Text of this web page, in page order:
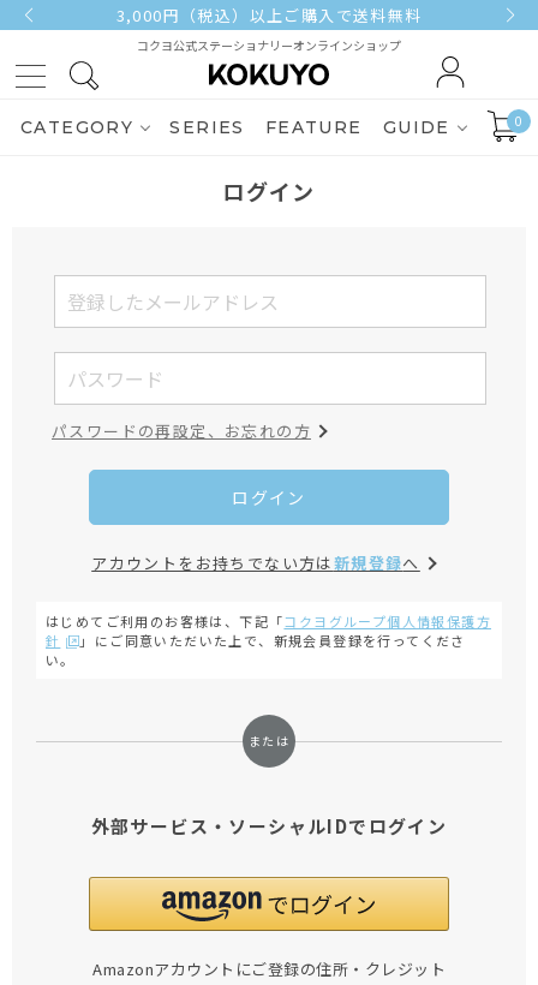
3,000円（税込）以上ご購入で送料無料
コクヨ公式ステーショナリーオンラインショップ
CATEGORY SERIES FEATURE GUIDE 0
ログイン
パスワードの再設定、お忘れの方
ログイン
アカウントをお持ちでない方は新規登録へ
はじめてご利用のお客様は、下記「コクヨグループ個人情報保護方
針
」にご同意いただいた上で、新規会員登録を行ってくださ
い。
外部サービス・ソーシャルIDでログイン
Amazonアカウントにご登録の住所・クレジット